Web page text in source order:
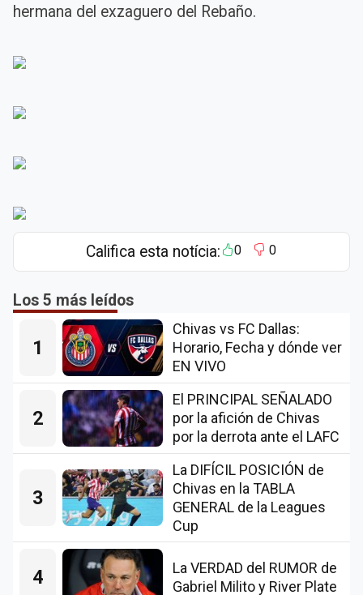
hermana del exzaguero del Rebaño.
Califica esta notícia: 0 0
Los 5 más leídos
1
Chivas vs FC Dallas:
Horario, Fecha y dónde ver
EN VIVO
2
El PRINCIPAL SEÑALADO
por la afición de Chivas
por la derrota ante el LAFC
3
La DIFÍCIL POSICIÓN de
Chivas en la TABLA
GENERAL de la Leagues
Cup
4
La VERDAD del RUMOR de
Gabriel Milito y River Plate